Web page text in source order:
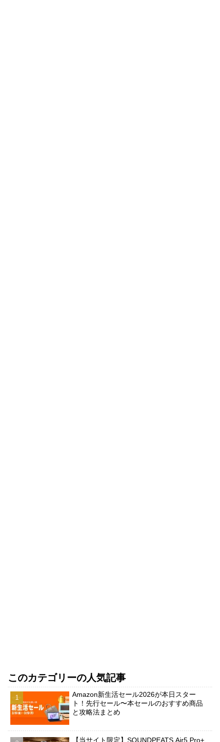
このカテゴリーの人気記事
Amazon新生活セール2026が本日スター
ト！先行セール〜本セールのおすすめ商品
と攻略法まとめ
【当サイト限定】SOUNDPEATS Air5 Pro+